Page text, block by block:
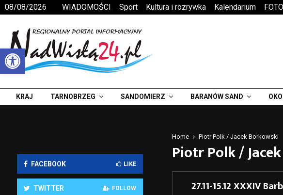
Otwórz pasek narzędzi
08/08/2026 WIADOMOŚCI Sport Kultura i rozrywka Kalendarium FOTO
KRAJ TARNOBRZEG SANDOMIERZ BARANÓW SAND
Home Piotr Polk / Jacek Borkowski
Piotr Polk /
27.11-15.12 XXXIV
FACEBOOK LIKE
TWITTER FOLLOW